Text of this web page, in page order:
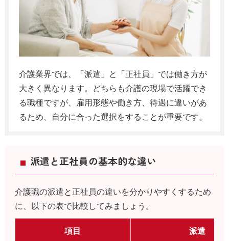
介護業界では、「派遣」と「正社員」では働き方が
大きく異なります。どちらも介護の現場で活躍でき
る職種ですが、雇用形態や働き方、待遇に違いがあ
るため、自分に合った選択をすることが重要です。
派遣と正社員の基本的な違い
介護職の派遣と正社員の違いを分かりやすくするため
に、以下の表で比較してみましょう。
項目 派遣